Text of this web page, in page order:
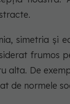
simetria și
frumos
alta. De
de normele